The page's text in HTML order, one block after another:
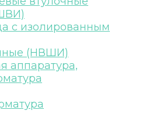
с изолированным
(НВШИ)
аппаратура,